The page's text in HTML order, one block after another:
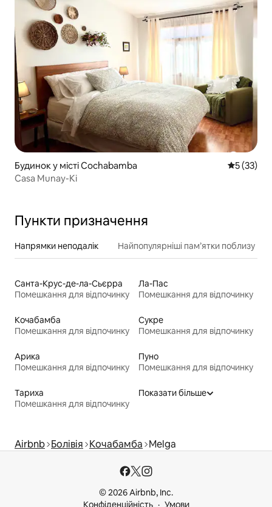
Будинок у місті Cochabamba Середня
5 (33)
Casa Munay-Ki
Пункти призначення
Напрямки неподалік Найпопулярніші пам’ятки поблизу
Санта-Крус-де-ла-Сьєрра
Помешкання для відпочинку
Ла-Пас
Помешкання для відпочинку
Кочабамба
Помешкання для відпочинку
Сукре
Помешкання для відпочинку
Арика
Помешкання для відпочинку
Пуно
Помешкання для відпочинку
Тариха
Помешкання для відпочинку
Показати більше
Airbnb Болівія Кочабамба Melga
© 2026 Airbnb, Inc.
Конфіденційність
Умови